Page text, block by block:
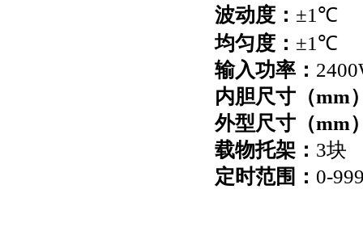
波动度： ±1℃
均匀度： ±1℃
输入功率：
内胆尺寸（mm
外型尺寸（mm
载物托架： 3块
定时范围： 0-